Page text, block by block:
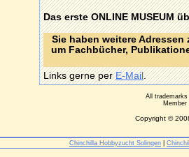
Das ersteONLINE MUSEUM
Sie haben weitere
um Fachbücher,
Links gerne perE-Mail.
All
Copyright ©
Chinchilla Hobbyzucht Solingen